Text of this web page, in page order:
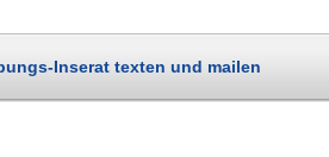
Inserat texten und mailen